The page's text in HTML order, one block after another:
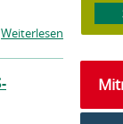
Weiterlesen